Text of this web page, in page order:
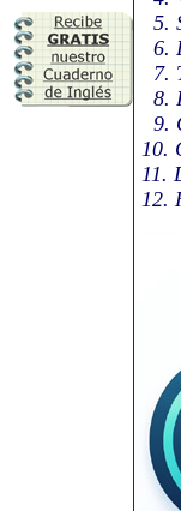
5.
6.
7.
8.
9.
10.
11.
12.